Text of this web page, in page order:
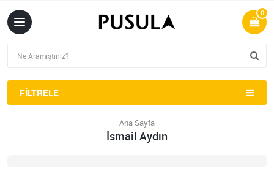
0
FILTRELE
Ana Sayfa
İsmail Aydın